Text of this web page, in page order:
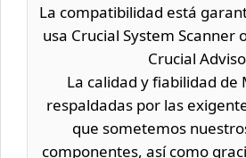
La compatibilidad está
usa Crucial System Scanner
Crucial
La calidad y fiabilidad de
respaldadas por las
que sometemos
componentes, así como